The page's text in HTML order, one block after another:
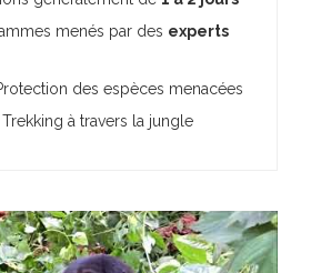
menés par des experts
des espèces menacées
Trekking à travers la jungle